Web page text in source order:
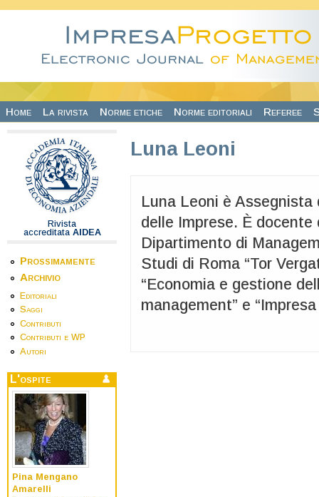
Home La rivista Norme etiche Norme editoriali Referee
Rivista
accreditata AIDEA
Prossimamente
Archivio
Editoriali
Saggi
Contributi
Contributi e WP
Autori
L'ospite
Pina Mengano
Amarelli
Luna Leoni
Luna Leoni è Assegnista
delle Imprese. È docente
Dipartimento di
Studi di Roma “Tor
“Economia e gestione
management” e